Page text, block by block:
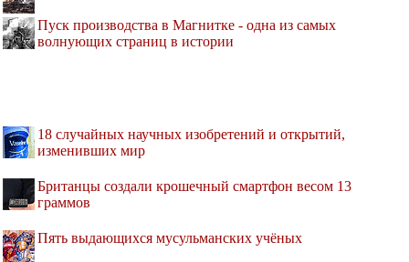
Пуск производства в Магнитке - одна из самых
волнующих страниц в истории
18 случайных научных изобретений и открытий,
изменивших мир
Британцы создали крошечный смартфон весом 13
граммов
Пять выдающихся мусульманских учёных